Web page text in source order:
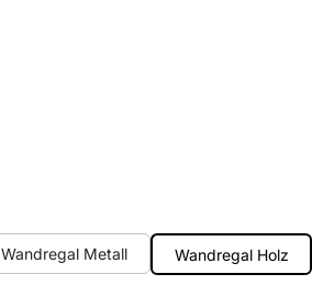
Wandregal Metall Wandregal Holz